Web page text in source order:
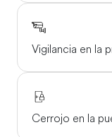
Vigilancia en la
Cerrojo en la